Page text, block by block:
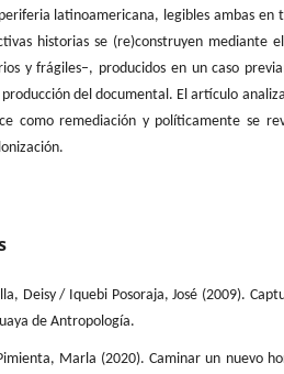
latinoamericana, legibles ambas en
historias se (re)construyen mediante
y frágiles–, producidos en un caso
producción del documental. El artículo
como remediación y políticamente se
Deisy / Iquebi Posoraja, José (2009).
de Antropología.
Marla (2020). Caminar un nuevo